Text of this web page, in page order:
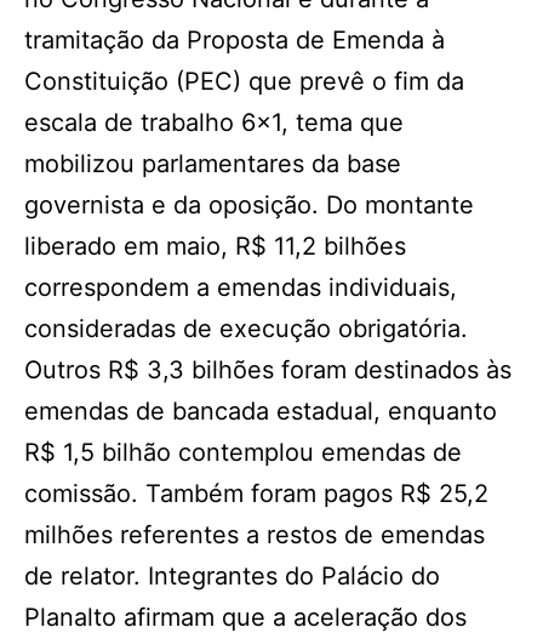
tramitação da Proposta de Emenda à
Constituição (PEC) que prevê o fim da
escala de trabalho 6×1, tema que
mobilizou parlamentares da base
governista e da oposição. Do montante
liberado em maio, R$ 11,2 bilhões
correspondem a emendas individuais,
consideradas de execução obrigatória.
Outros R$ 3,3 bilhões foram destinados às
emendas de bancada estadual, enquanto
R$ 1,5 bilhão contemplou emendas de
comissão. Também foram pagos R$ 25,2
milhões referentes a restos de emendas
de relator. Integrantes do Palácio do
Planalto afirmam que a aceleração dos